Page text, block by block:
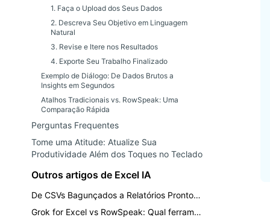
1. Faça o Upload dos Seus Dados
2. Descreva Seu Objetivo em Linguagem
Natural
3. Revise e Itere nos Resultados
4. Exporte Seu Trabalho Finalizado
Exemplo de Diálogo: De Dados Brutos a
Insights em Segundos
Atalhos Tradicionais vs. RowSpeak: Uma
Comparação Rápida
Perguntas Frequentes
Tome uma Atitude: Atualize Sua
Produtividade Além dos Toques no Teclado
Outros artigos de Excel IA
De CSVs Bagunçados a Relatórios Prontos para o Conselho: Um Fluxo de Trabalho da Equipe Financeira
Grok for Excel vs RowSpeak: Qual ferramenta de IA respeita seus dados?